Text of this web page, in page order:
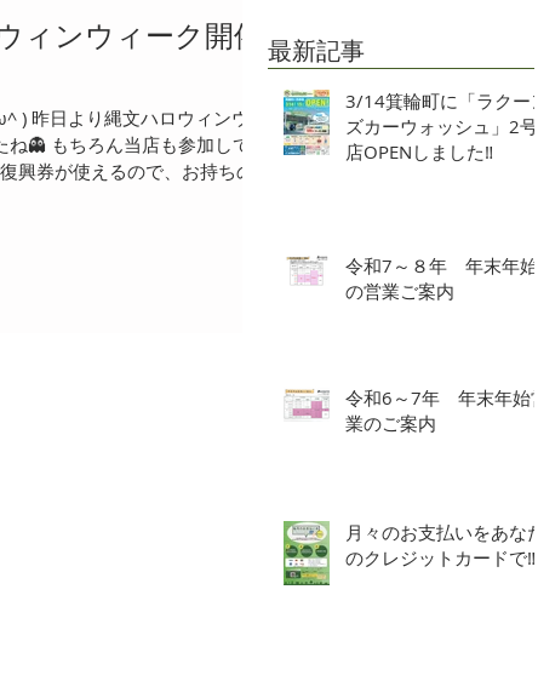
ィンウィーク開催
) 昨日より縄文ハロウィンウィ
👻 もちろん当店も参加してい
興券が使えるので、お持ちの
最新記事
3/14箕輪町に「ラクーン
ズカーウォッシュ」2号
店OPENしました‼
令和7～８年 年末年始
の営業ご案内
令和6～7年 年末年始営
業のご案内
月々のお支払いをあなた
のクレジットカードで‼